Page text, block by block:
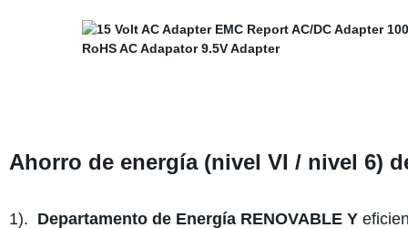
Ahorro de energía (nivel VI / nivel 6)
1). Departamento de Energía RENOVABLE Y